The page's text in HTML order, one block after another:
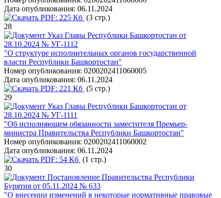
Дата опубликования: 06.11.2024
PDF: 225 Кб (3 стр.)
28
Указ Главы Республики Башкортостан от
28.10.2024 № УГ-1112
"О структуре исполнительных органов государственной
власти Республики Башкортостан"
Номер опубликования: 0200202411060005
Дата опубликования: 06.11.2024
PDF: 221 Кб (5 стр.)
29
Указ Главы Республики Башкортостан от
28.10.2024 № УГ-1111
"Об исполняющем обязанности заместителя Премьер-
министра Правительства Республики Башкортостан"
Номер опубликования: 0200202411060002
Дата опубликования: 06.11.2024
PDF: 54 Кб (1 стр.)
30
Постановление Правительства Республики
Бурятия от 05.11.2024 № 633
"О внесении изменений в некоторые нормативные правовые